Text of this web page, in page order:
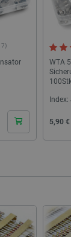
WTA
Index:
Cena
5,90 €